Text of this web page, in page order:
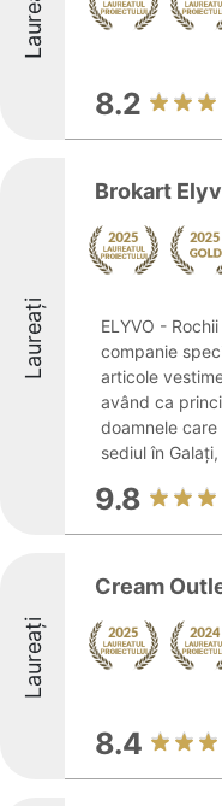
Laureați
8.2
Laureați
Brokart
ELYVO -
companie
articole
având ca
doamnele
sediul în
9.8
Laureați
Cream
8.4